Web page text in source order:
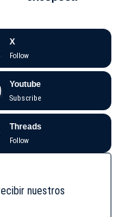
X
Follow
Youtube
Subscribe
Threads
Follow
nuestros